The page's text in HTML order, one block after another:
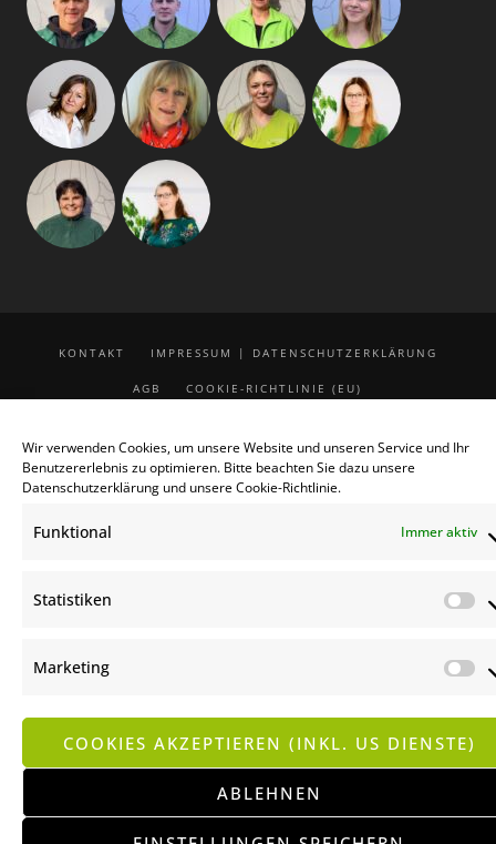
Wir verwenden Cookies, um unsere Website und unseren Service und Ihr
Benutzererlebnis zu optimieren. Bitte beachten Sie dazu unsere
Datenschutzerklärung und unsereCookie-Richtlinie.
Funktional Immer aktiv
Statistiken
Marketing
COOKIES AKZEPTIEREN (INKL. US DIENSTE)
ABLEHNEN
KONTAKT IMPRESSUM | DATENSCHUTZERKLÄRUNG
AGB COOKIE-RICHTLINIE (EU)
WELS. TECHNIK:MK KOMMUNIKATIONSDESIGN